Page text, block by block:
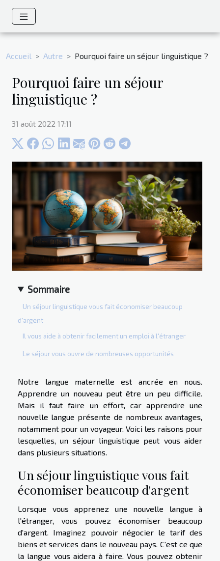
Accueil Autre Pourquoi faire un séjour linguistique ?
Pourquoi faire un séjour
linguistique ?
31 août 2022 17:11
Sommaire
Un séjour linguistique vous fait économiser beaucoup
d'argent
Il vous aide à obtenir facilement un emploi à l'étranger
Le séjour vous ouvre de nombreuses opportunités
Notre langue maternelle est ancrée en nous.
Apprendre un nouveau peut être un peu difficile.
Mais il faut faire un effort, car apprendre une
nouvelle langue présente de nombreux avantages,
notamment pour un voyageur. Voici les raisons pour
lesquelles, un séjour linguistique peut vous aider
dans plusieurs situations.
Un séjour linguistique vous fait
économiser beaucoup d'argent
Lorsque vous apprenez une nouvelle langue à
l'étranger, vous pouvez économiser beaucoup
d'argent. Imaginez pouvoir négocier le tarif des
biens et services dans le nouveau pays. C'est ce que
la langue vous aidera à faire. Vous pouvez obtenir